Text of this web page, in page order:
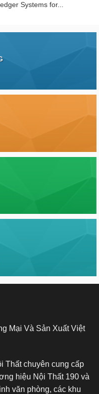
Systems for...
Mại Và Sản Xuất Việt
Thất chuyên cung cấp
hiệu Nội Thất 190 và
văn phòng, các khu